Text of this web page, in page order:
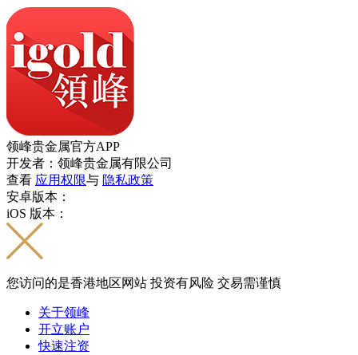
领峰贵金属官方APP
开发者：领峰贵金属有限公司
查看 应用权限与 隐私政策
安卓版本：
iOS 版本：
您访问的是香港地区网站 投资有风险 交易需谨慎
关于领峰
开立账户
快速注资